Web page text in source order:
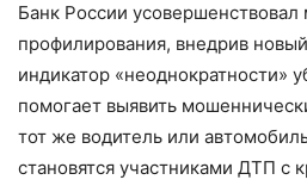
Банк России усовершенствовал
профилирования, внедрив
индикатор «неоднократности»
помогает выявить
тот же водитель или
становятся участниками ДТП с